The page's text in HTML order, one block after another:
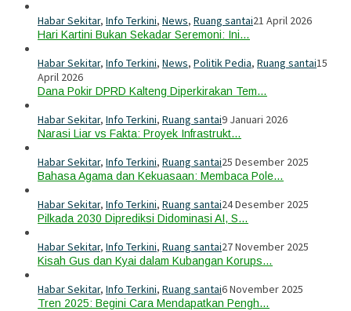
Habar Sekitar, Info Terkini, News, Ruang santai21 April 2026
Hari Kartini Bukan Sekadar Seremoni: Ini…
Habar Sekitar, Info Terkini, News, Politik Pedia, Ruang santai15
April 2026
Dana Pokir DPRD Kalteng Diperkirakan Tem…
Habar Sekitar, Info Terkini, Ruang santai9 Januari 2026
Narasi Liar vs Fakta: Proyek Infrastrukt…
Habar Sekitar, Info Terkini, Ruang santai25 Desember 2025
Bahasa Agama dan Kekuasaan: Membaca Pole…
Habar Sekitar, Info Terkini, Ruang santai24 Desember 2025
Pilkada 2030 Diprediksi Didominasi AI, S…
Habar Sekitar, Info Terkini, Ruang santai27 November 2025
Kisah Gus dan Kyai dalam Kubangan Korups…
Habar Sekitar, Info Terkini, Ruang santai6 November 2025
Tren 2025: Begini Cara Mendapatkan Pengh…